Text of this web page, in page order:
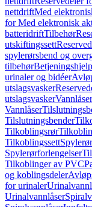
nettdriftMed
for Med elektronisk
batteridriftTilbehør
utskiftingssett
spylerørsbend og
tilbehør
urinaler og bidéer
utslagsvasker
utslagsvaskerVannlåser
Vannlåser
Tilslutningsbender
Tilkoblingsrør
Tilkoblingssett
Spylerørforlengelser
Tilkoblinger av PVC
og koblingsdeler
for urinaler
Urinalvannlåser